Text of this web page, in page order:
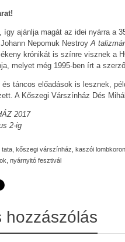
ajánlja magát az idei nyárra a
Nepomuk Nestroy A
krónikát is színre visznek a
melyet még 1995-ben írt a szerző.
táncos előadások is lesznek,
A Kőszegi Várszínház Dés
2017
2-ig
tata kőszegi várszínház kaszói
nyárnyitó fesztivál
hozzászólás